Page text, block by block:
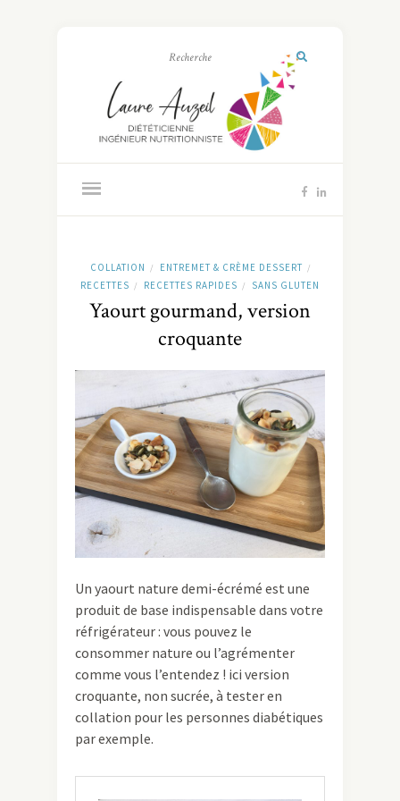
COLLATION / ENTREMET & CRÈME DESSERT /
RECETTES / RECETTES RAPIDES / SANS GLUTEN
Yaourt gourmand, version
croquante
Un yaourt nature demi-écrémé est une
produit de base indispensable dans votre
réfrigérateur : vous pouvez le
consommer nature ou l’agrémenter
comme vous l’entendez ! ici version
croquante, non sucrée, à tester en
collation pour les personnes diabétiques
par exemple.